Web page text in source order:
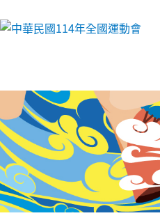
跳到主要內容